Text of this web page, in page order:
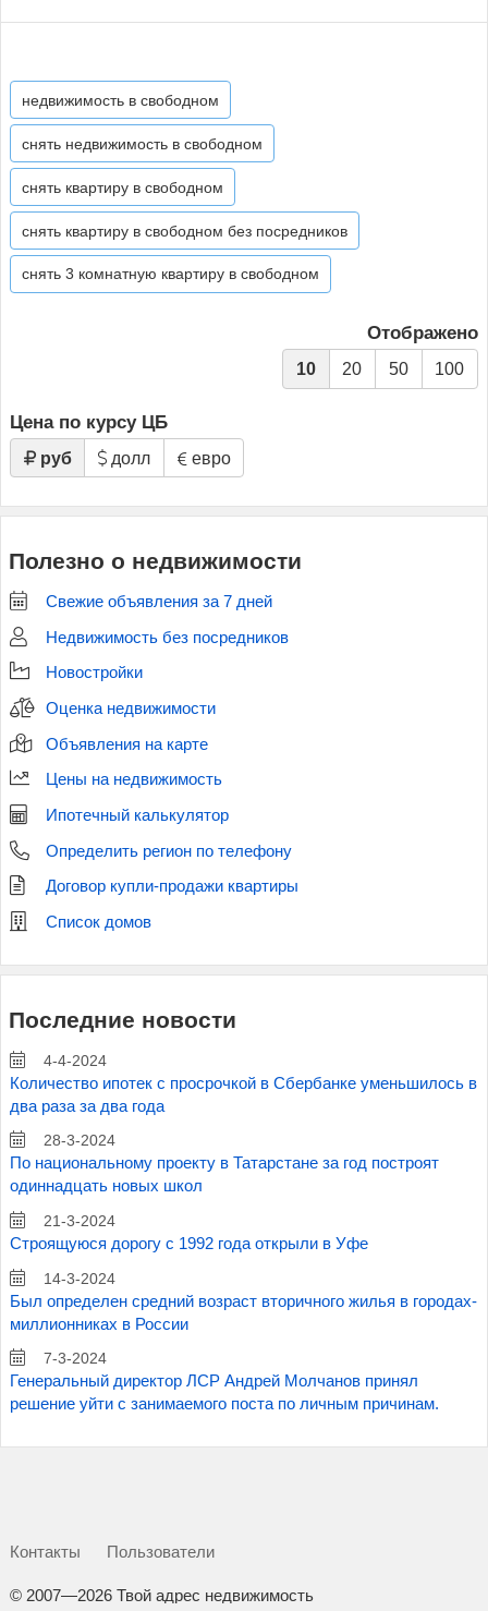
недвижимость в свободном
снять недвижимость в свободном
снять квартиру в свободном
снять квартиру в свободном без посредников
снять 3 комнатную квартиру в свободном
Отображено
10 20 50 100
Цена по курсу ЦБ
руб долл евро
Полезно о недвижимости
Свежие объявления за 7 дней
Недвижимость без посредников
Новостройки
Оценка недвижимости
Объявления на карте
Цены на недвижимость
Ипотечный калькулятор
Определить регион по телефону
Договор купли-продажи квартиры
Список домов
Последние новости
4-4-2024
Количество ипотек с просрочкой в Сбербанке уменьшилось в
два раза за два года
28-3-2024
По национальному проекту в Татарстане за год построят
одиннадцать новых школ
21-3-2024
Строящуюся дорогу с 1992 года открыли в Уфе
14-3-2024
Был определен средний возраст вторичного жилья в городах-
миллионниках в России
7-3-2024
Генеральный директор ЛСР Андрей Молчанов принял
решение уйти с занимаемого поста по личным причинам.
Контакты Пользователи
© 2007—2026 Твой адрес недвижимость